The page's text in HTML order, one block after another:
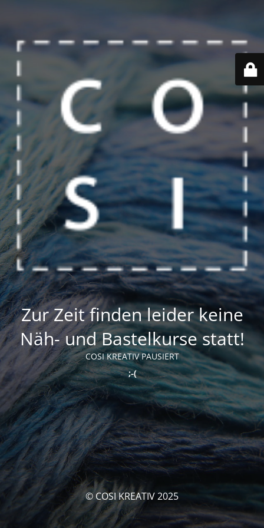
Zur Zeit finden leider keine
Näh- und Bastelkurse statt!
COSI KREATIV PAUSIERT
;-(
© COSI KREATIV 2025